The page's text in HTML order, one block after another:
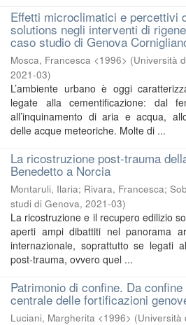
Effetti microclimatici e percettivi
solutions negli interventi di
caso studio di Genova
Mosca, Francesca <1996> (Università
2021-03)
L’ambiente urbano è oggi
legate alla cementificazione: dal
all’inquinamento di aria e acqua,
delle acque meteoriche. Molte di ...
La ricostruzione post-trauma
Benedetto a Norcia
Montaruli, Ilaria; Rivara, Francesca;
studi di Genova, 2021-03)
La ricostruzione e il recupero edilizio
aperti ampi dibattiti nel panorama
internazionale, soprattutto se legati
post-trauma, ovvero quel ...
Patrimonio di confine. Da
centrale delle fortificazioni
Luciani, Margherita <1996> (Università